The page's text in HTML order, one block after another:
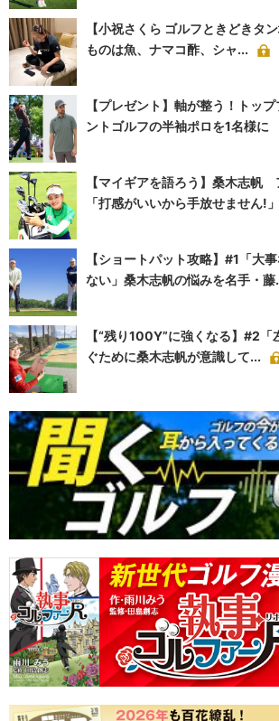
【小祝さくら ゴルフときどき
ものは魚、ナマコ酢、シャ...
【プレゼント】軸が整う！トッ
ントゴルフの半袖ポロを1名様に
【マイギアを語ろう】桑木志帆
「打感がいいから手放せません!」
【ショートパット攻略】#1「大
ない」桑木志帆の悩みを名手・藤
【“残り100Y”に強くなる】#2
ぐために桑木志帆が意識して...